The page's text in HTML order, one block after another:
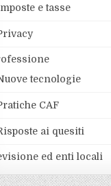
e tasse
tecnologie
CAF
ai quesiti
ed enti locali